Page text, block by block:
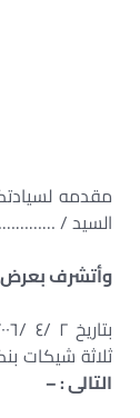
مقدمه
السيد /
وأتشرف بعرض
ثلاثة شيكات بنكية
التالى : –